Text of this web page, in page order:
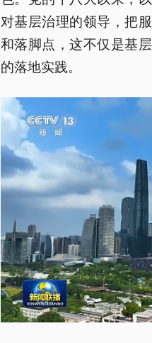
对基层治理的领导，把
和落脚点，这不仅是基
的落地实践。